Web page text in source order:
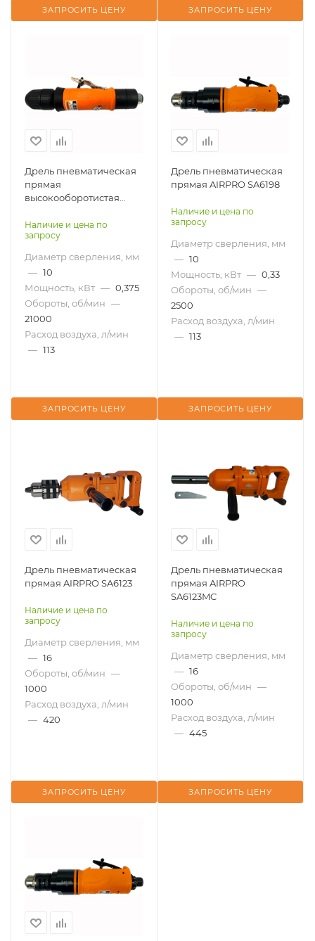
ЗАПРОСИТЬ ЦЕНУ ЗАПРОСИТЬ ЦЕНУ
Дрель пневматическая
прямая
высокооборотистая
Наличие и цена по
запросу
Диаметр сверления, мм
— 10
Мощность, кВт — 0,375
Обороты, об/мин —
21000
Расход воздуха, л/мин
— 113
ЗАПРОСИТЬ ЦЕНУ
Дрель пневматическая
прямая AIRPRO SA6198
Наличие и цена по
запросу
Диаметр сверления, мм
— 10
Мощность, кВт — 0,33
Обороты, об/мин —
2500
Расход воздуха, л/мин
— 113
ЗАПРОСИТЬ ЦЕНУ
Дрель пневматическая
прямая AIRPRO SA6123
Наличие и цена по
запросу
Диаметр сверления, мм
— 16
Обороты, об/мин —
1000
Расход воздуха, л/мин
— 420
ЗАПРОСИТЬ ЦЕНУ
Дрель пневматическая
прямая AIRPRO
SA6123MC
Наличие и цена по
запросу
Диаметр сверления, мм
— 16
Обороты, об/мин —
1000
Расход воздуха, л/мин
— 445
ЗАПРОСИТЬ ЦЕНУ